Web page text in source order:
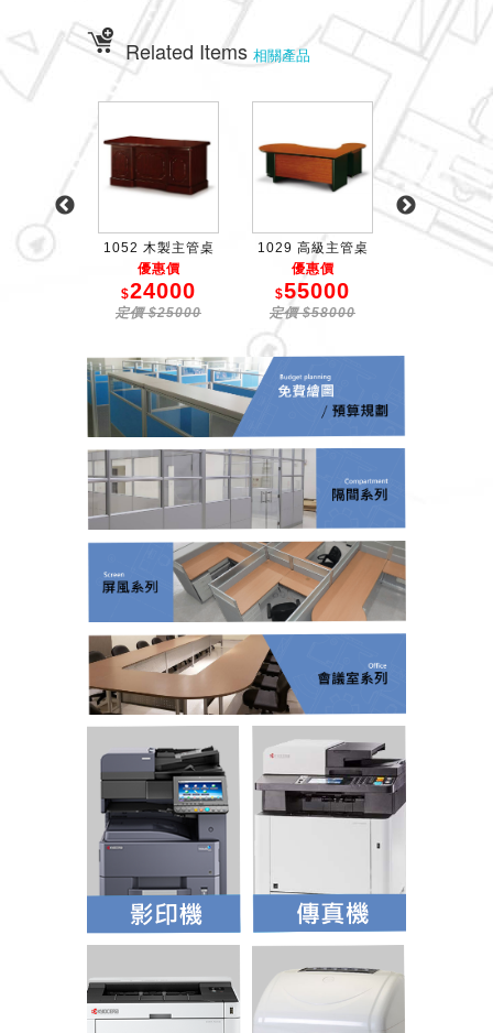
Related Items 相關產品
矮櫃
1052 木製主管桌
優惠價
$24000
定價 $25000
1029 高級主管桌
優惠價
$55000
定價 $58000
862 矮